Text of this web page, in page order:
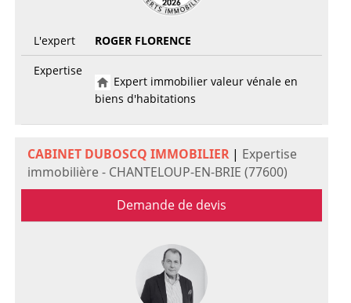
L'expert
ROGER FLORENCE
Expertise
Expert immobilier valeur vénale en
biens d'habitations
CABINET DUBOSCQ IMMOBILIER| Expertise
immobilière - CHANTELOUP-EN-BRIE (77600)
Demande de devis